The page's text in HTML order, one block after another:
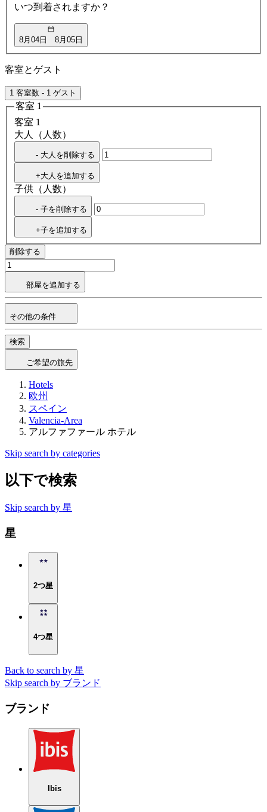
いつ到着されますか？
8月04日 8月05日
客室とゲスト
1 客室数 - 1 ゲスト
客室 1
客室 1
大人（人数）
- 大人を削除する
+大人を追加する
子供（人数）
- 子を削除する
+子を追加する
削除する
部屋を追加する
その他の条件
検索
ご希望の旅先
Hotels
欧州
スペイン
Valencia-Area
アルファファール ホテル
Skip search by categories
以下で検索
Skip search by 星
星
2つ星
4つ星
Back to search by 星
Skip search by ブランド
ブランド
Ibis